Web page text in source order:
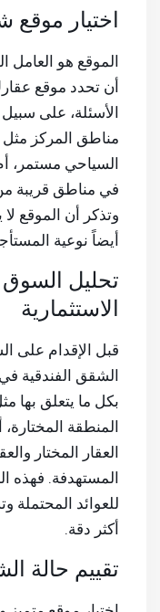
اختيار موقع
الموقع هو
أن تحدد موقع
الأسئلة، على
مناطق المركز
السياحي مستمر،
في مناطق قريبة
وتذكر أن الموقع
أيضاً نوعية
تحليل
الاستثمارية
قبل الإقدام على
الشقق الفندقية
بكل ما يتعلق بها
المنطقة
العقار المختار
المستهدفة. فهذه
للعوائد المحتملة
أكثر دقة.
تقييم حالة